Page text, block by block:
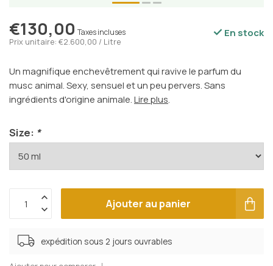
€130,00 Taxes incluses
Prix unitaire: €2.600,00 / Litre
En stock
Un magnifique enchevêtrement qui ravive le parfum du
musc animal. Sexy, sensuel et un peu pervers. Sans
ingrédients d'origine animale.Lire plus.
Size: *
Ajouter au panier
expédition sous 2 jours ouvrables